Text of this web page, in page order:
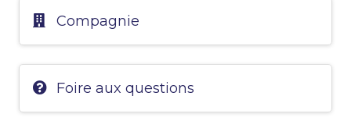
Compagnie
Foire aux questions